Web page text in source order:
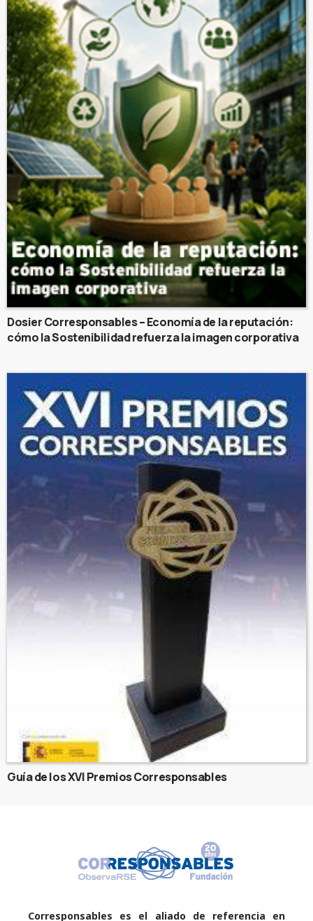
Dosier Corresponsables – Economía de la reputación:
cómo la Sostenibilidad refuerza la imagen corporativa
Guía de los XVI Premios Corresponsables
Corresponsables es el aliado de referencia en